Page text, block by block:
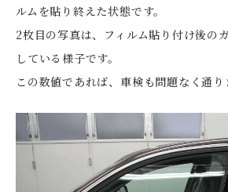
ルムを貼り終えた状態です。
2枚目の写真は、フィルム貼り付け後の
している様子です。
この数値であれば、車検も問題なく通り